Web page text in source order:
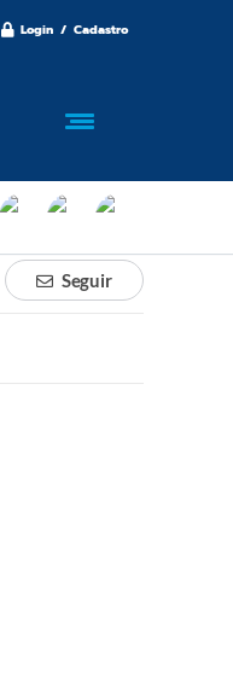
Login / Cadastro
Seguir